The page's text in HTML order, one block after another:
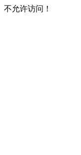
不允许访问！